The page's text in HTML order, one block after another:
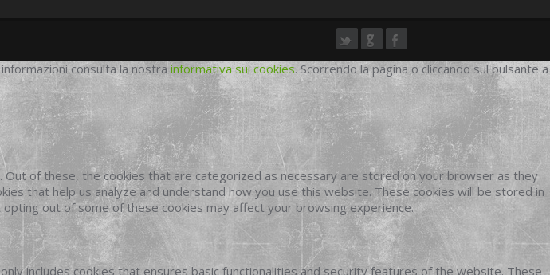
consulta la nostra informativa sui cookies. Scorrendo la pagina o cliccando sul pulsante a
of these, the cookies that are categorized as necessary are stored on your browser as they
that help us analyze and understand how you use this website. These cookies will be stored in
out of some of these cookies may affect your browsing experience.
includes cookies that ensures basic functionalities and security features of the website. These